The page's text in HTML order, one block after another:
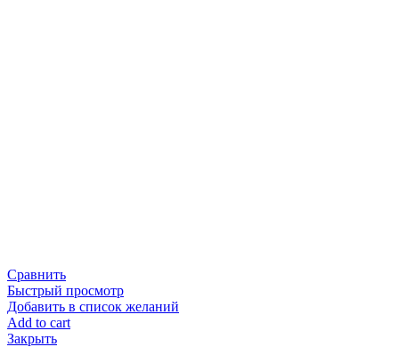
Сравнить
Быстрый просмотр
Добавить в список желаний
Add to cart
Закрыть